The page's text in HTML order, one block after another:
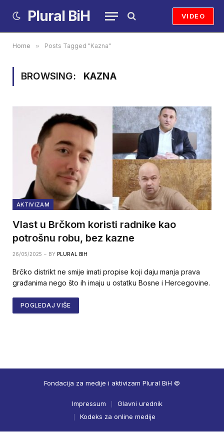
Plural BiH VIDEO
Home » Posts Tagged "Kazna"
BROWSING: KAZNA
AKTIVIZAM
Vlast u Brčkom koristi radnike kao
potrošnu robu, bez kazne
26/05/2025 BY PLURAL BIH
Brčko distrikt ne smije imati propise koji daju manja prava
građanima nego što ih imaju u ostatku Bosne i Hercegovine.
POGLEDAJ VIŠE
Fondacija za medije i aktivizam Plural BiH ©
Impressum
Glavni urednik
Kodeks za online medije